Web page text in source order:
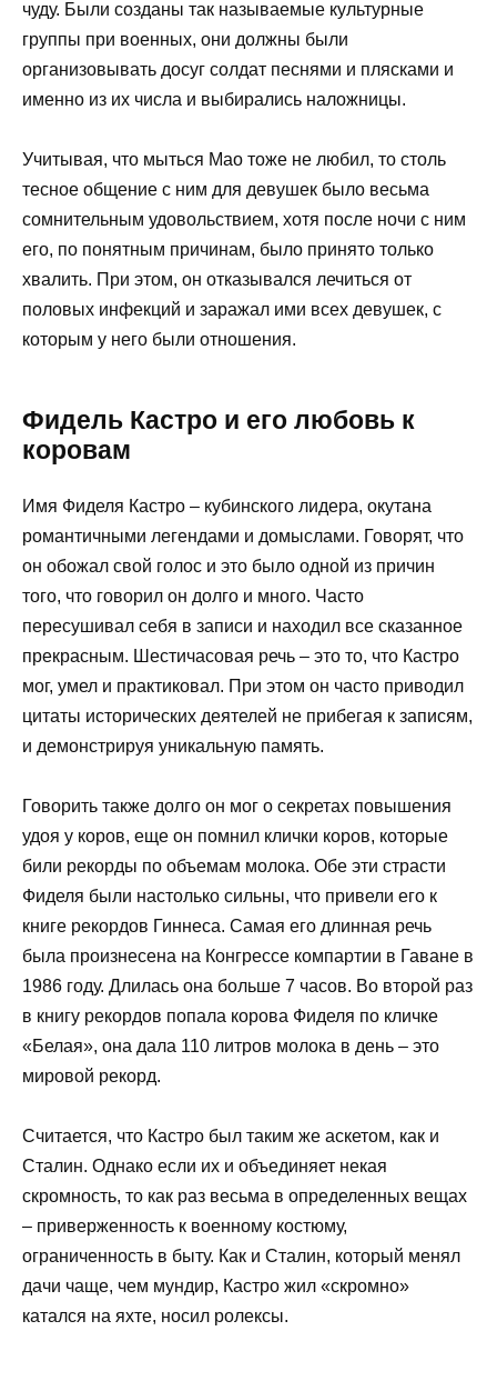
чуду. Были созданы так называемые культурные
группы при военных, они должны были
организовывать досуг солдат песнями и плясками и
именно из их числа и выбирались наложницы.
Учитывая, что мыться Мао тоже не любил, то столь
тесное общение с ним для девушек было весьма
сомнительным удовольствием, хотя после ночи с ним
его, по понятным причинам, было принято только
хвалить. При этом, он отказывался лечиться от
половых инфекций и заражал ими всех девушек, с
которым у него были отношения.
Фидель Кастро и его любовь к
коровам
Имя Фиделя Кастро – кубинского лидера, окутана
романтичными легендами и домыслами. Говорят, что
он обожал свой голос и это было одной из причин
того, что говорил он долго и много. Часто
пересушивал себя в записи и находил все сказанное
прекрасным. Шестичасовая речь – это то, что Кастро
мог, умел и практиковал. При этом он часто приводил
цитаты исторических деятелей не прибегая к записям,
и демонстрируя уникальную память.
Говорить также долго он мог о секретах повышения
удоя у коров, еще он помнил клички коров, которые
били рекорды по объемам молока. Обе эти страсти
Фиделя были настолько сильны, что привели его к
книге рекордов Гиннеса. Самая его длинная речь
была произнесена на Конгрессе компартии в Гаване в
1986 году. Длилась она больше 7 часов. Во второй раз
в книгу рекордов попала корова Фиделя по кличке
«Белая», она дала 110 литров молока в день – это
мировой рекорд.
Считается, что Кастро был таким же аскетом, как и
Сталин. Однако если их и объединяет некая
скромность, то как раз весьма в определенных вещах
– приверженность к военному костюму,
ограниченность в быту. Как и Сталин, который менял
дачи чаще, чем мундир, Кастро жил «скромно»
катался на яхте, носил ролексы.